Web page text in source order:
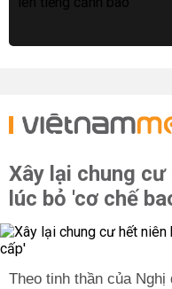
Xây lại chung
lúc bỏ 'cơ chế
Theo tinh thần của